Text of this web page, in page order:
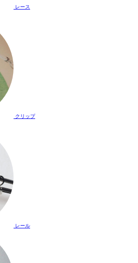
レース
クリップ
レール